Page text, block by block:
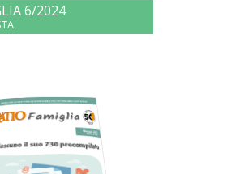
6/2024